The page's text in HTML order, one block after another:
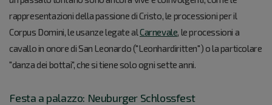
rappresentazioni della passione di Cristo, le processioni per il
Corpus Domini, le usanze legate alCarnevale, le processioni a
cavallo in onore di San Leonardo ("Leonhardiritten") o la particolare
"danza dei bottai", che si tiene solo ogni sette anni.
Festa a palazzo: Neuburger Schlossfest